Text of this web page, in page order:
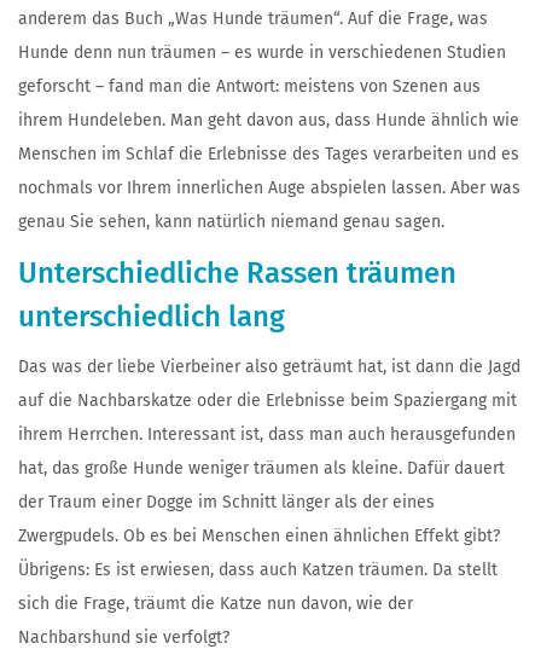
anderem das Buch „Was Hunde träumen“. Auf die Frage, was
Hunde denn nun träumen – es wurde in verschiedenen Studien
geforscht – fand man die Antwort: meistens von Szenen aus
ihrem Hundeleben. Man geht davon aus, dass Hunde ähnlich wie
Menschen im Schlaf die Erlebnisse des Tages verarbeiten und es
nochmals vor Ihrem innerlichen Auge abspielen lassen. Aber was
genau Sie sehen, kann natürlich niemand genau sagen.
Unterschiedliche Rassen träumen
unterschiedlich lang
Das was der liebe Vierbeiner also geträumt hat, ist dann die Jagd
auf die Nachbarskatze oder die Erlebnisse beim Spaziergang mit
ihrem Herrchen. Interessant ist, dass man auch herausgefunden
hat, das große Hunde weniger träumen als kleine. Dafür dauert
der Traum einer Dogge im Schnitt länger als der eines
Zwergpudels. Ob es bei Menschen einen ähnlichen Effekt gibt?
Übrigens: Es ist erwiesen, dass auch Katzen träumen. Da stellt
sich die Frage, träumt die Katze nun davon, wie der
Nachbarshund sie verfolgt?